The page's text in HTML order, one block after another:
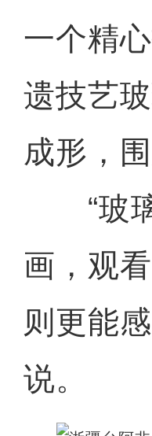
一个精
遗技艺
成形，
“玻璃
画，观
则更能
说。